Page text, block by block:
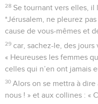
28 Se tournant vers elles,
*Jérusalem, ne pleurez
cause de vous-mêmes et
29 car, sachez-le, des jours
« Heureuses les femmes
celles qui n’en ont jamais
30 Alors on se mettra à
nous ! » et aux collines : «